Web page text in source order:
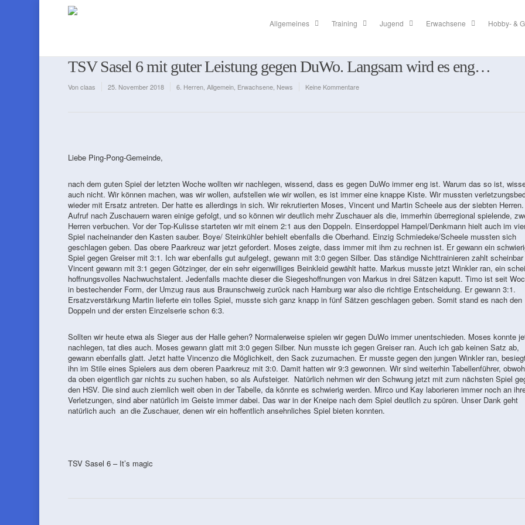
Allgemeines Training Jugend Erwachsene Hobby- &
TSV Sasel 6 mit guter Leistung gegen DuWo. Langsam wird es eng…
Vonclaas 25. November 2018 6. Herren, Allgemein, Erwachsene, News Keine Kommentare
Liebe Ping-Pong-Gemeinde,
nach dem guten Spiel der letzten Woche wollten wir nachlegen, wissend, dass es gegen DuWo immer eng ist. Warum das so ist,
auch nicht. Wir können machen, was wir wollen, aufstellen wie wir wollen, es ist immer eine knappe Kiste. Wir mussten
wieder mit Ersatz antreten. Der hatte es allerdings in sich. Wir rekrutierten Moses, Vincent und Martin Scheele aus der siebten
Aufruf nach Zuschauern waren einige gefolgt, und so können wir deutlich mehr Zuschauer als die, immerhin überregional spielende,
Herren verbuchen. Vor der Top-Kulisse starteten wir mit einem 2:1 aus den Doppeln. Einserdoppel Hampel/Denkmann hielt auch im
Spiel nacheinander den Kasten sauber. Boye/ Steinkühler behielt ebenfalls die Oberhand. Einzig Schmiedeke/Scheele mussten sich
geschlagen geben. Das obere Paarkreuz war jetzt gefordert. Moses zeigte, dass immer mit ihm zu rechnen ist. Er gewann ein
Spiel gegen Greiser mit 3:1. Ich war ebenfalls gut aufgelegt, gewann mit 3:0 gegen Silber. Das ständige Nichttrainieren zahlt
Vincent gewann mit 3:1 gegen Götzinger, der ein sehr eigenwilliges Beinkleid gewählt hatte. Markus musste jetzt Winkler ran, ein
hoffnungsvolles Nachwuchstalent. Jedenfalls machte dieser die Siegeshoffnungen von Markus in drei Sätzen kaputt. Timo ist seit
in bestechender Form, der Umzug raus aus Braunschweig zurück nach Hamburg war also die richtige Entscheidung. Er gewann 3:1.
Ersatzverstärkung Martin lieferte ein tolles Spiel, musste sich ganz knapp in fünf Sätzen geschlagen geben. Somit stand es nach den
Doppeln und der ersten Einzelserie schon 6:3.
Sollten wir heute etwa als Sieger aus der Halle gehen? Normalerweise spielen wir gegen DuWo immer unentschieden. Moses konnte
nachlegen, tat dies auch. Moses gewann glatt mit 3:0 gegen Silber. Nun musste ich gegen Greiser ran. Auch ich gab keinen Satz ab,
gewann ebenfalls glatt. Jetzt hatte Vincenzo die Möglichkeit, den Sack zuzumachen. Er musste gegen den jungen Winkler ran,
ihn im Stile eines Spielers aus dem oberen Paarkreuz mit 3:0. Damit hatten wir 9:3 gewonnen. Wir sind weiterhin Tabellenführer,
da oben eigentlich gar nichts zu suchen haben, so als Aufsteiger. Natürlich nehmen wir den Schwung jetzt mit zum nächsten Spiel
den HSV. Die sind auch ziemlich weit oben in der Tabelle, da könnte es schwierig werden. Mirco und Kay laborieren immer noch an
Verletzungen, sind aber natürlich im Geiste immer dabei. Das war in der Kneipe nach dem Spiel deutlich zu spüren. Unser Dank geht
natürlich auch an die Zuschauer, denen wir ein hoffentlich ansehnliches Spiel bieten konnten.
TSV Sasel 6 – It’s magic